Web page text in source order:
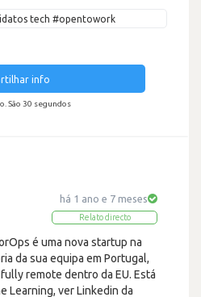
tech #opentowork
info
São 30 segundos
há 1 ano e 7 meses
Relato directo
é uma nova startup na
da sua equipa em Portugal,
remote dentro da EU. Está
Learning, ver Linkedin da